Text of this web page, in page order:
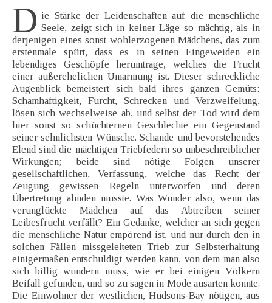
D ie Stärke der Leidenschaften auf die menschliche
Seele, zeigt sich in keiner Läge so mächtig, als in
derjenigen eines sonst wohlerzogenen Mädchens, das zum
erstenmale spürt, dass es in seinen Eingeweiden ein
lebendiges Geschöpfe herumtrage, welches die Frucht
einer außerehelichen Umarmung ist. Dieser schreckliche
Augenblick bemeistert sich bald ihres ganzen Gemüts:
Schamhaftigkeit, Furcht, Schrecken und Verzweifelung,
lösen sich wechselweise ab, und selbst der Tod wird dem
hier sonst so schüchternen Geschlechte ein Gegenstand
seiner sehnlichsten Wünsche. Schande und bevorstehendes
Elend sind die mächtigen Triebfedern so unbeschreiblicher
Wirkungen; beide sind nötige Folgen unserer
gesellschaftlichen, Verfassung, welche das Recht der
Zeugung gewissen Regeln unterworfen und deren
Übertretung ahnden musste. Was Wunder also, wenn das
verunglückte Mädchen auf das Abtreiben seiner
Leibesfrucht verfällt? Ein Gedanke, welcher an sich gegen
die menschliche Natur empörend ist, und nur durch den in
solchen Fällen missgeleiteten Trieb zur Selbsterhaltung
einigermaßen entschuldigt werden kann, von dem man also
sich billig wundern muss, wie er bei einigen Völkern
Beifall gefunden, und so zu sagen in Mode ausarten konnte.
Die Einwohner der westlichen, Hudsons-Bay nötigen, aus